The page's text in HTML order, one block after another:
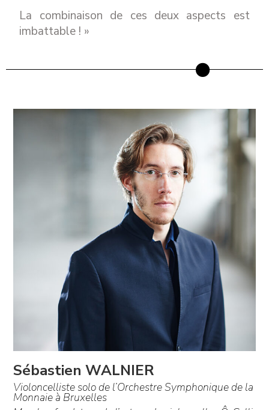
La combinaison de ces deux aspects est
imbattable ! »
Sébastien WALNIER
Violoncelliste solo de l’Orchestre Symphonique de la
Monnaie à Bruxelles